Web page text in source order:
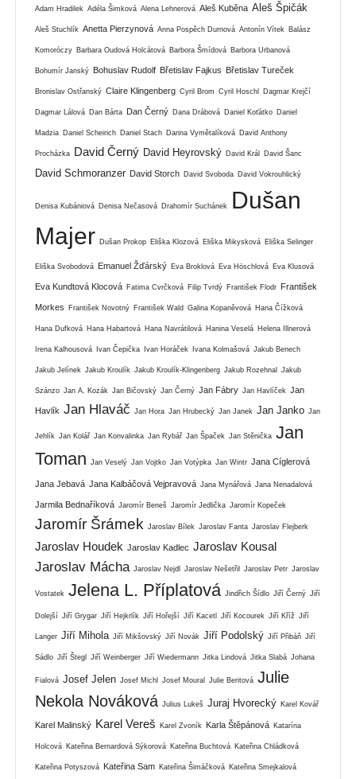
Adam Hradilek Adéla Šimková Alena Lehnerová Aleš Kuběna Aleš Špičák
Aleš Stuchlík Anetta Pierzynová Anna Pospěch Durnová Antonín Vítek Balász
Komoróczy Barbara Oudová Holcátová Barbora Šmídová Barbora Urbanová
Bohumír Janský Bohuslav Rudolf Břetislav Fajkus Břetislav Tureček
Bronislav Ostřanský Claire Klingenberg Cyril Brom Cyril Hoschl Dagmar Krejčí
Dagmar Lálová Dan Bárta Dan Černý Dana Drábová Daniel Koťátko Daniel
Madzia Daniel Scheirich Daniel Stach Darina Vymětalíková David Anthony
Procházka David Černý David Heyrovský David Král David Šanc
David Schmoranzer David Storch David Svoboda David Vokrouhlický
Denisa Kubániová Denisa Nečasová Drahomír Suchánek
Dušan
Majer Dušan Prokop Eliška Klozová Eliška Mikysková Eliška Selinger
Eliška Svobodová Emanuel Žďárský Eva Broklová Eva Höschlová Eva Klusová
Eva Kundtová Klocová Fatima Cvrčková Filip Tvrdý František Flodr František
Morkes František Novotný František Wald Galina Kopaněvová Hana Čížková
Hana Dufková Hana Habartová Hana Navrátilová Hanina Veselá Helena Illnerová
Irena Kalhousová Ivan Čepička Ivan Horáček Ivana Kolmašová Jakub Benech
Jakub Jelínek Jakub Kroulík Jakub Kroulík-Klingenberg Jakub Rozehnal Jakub
Szánzo Jan A. Kozák Jan Bičovský Jan Černý Jan Fábry Jan Havlíček Jan
Havlík Jan Hlaváč Jan Hora Jan Hrubecký Jan Janek Jan Janko Jan
Jehlík Jan Kolář Jan Konvalinka Jan Rybář Jan Špaček Jan Stěnička Jan
Toman
Jan Veselý Jan Vojtko Jan Votýpka Jan Wintr Jana Cíglerová
Jana Jebavá Jana Kalbáčová Vejpravová Jana Mynářová Jana Nenadalová
Jarmila Bednaříková Jaromír Beneš Jaromír Jedlička Jaromír Kopeček
Jaromír Šrámek Jaroslav Bílek Jaroslav Fanta Jaroslav Flejberk
Jaroslav Houdek Jaroslav Kadlec Jaroslav Kousal
Jaroslav Mácha Jaroslav Nejdl Jaroslav Nešetřil Jaroslav Petr Jaroslav
Vostatek Jelena L. Příplatová Jindřich Šídlo Jiří Černý Jiří
Dolejší Jiří Grygar Jiří Hejkrlík Jiří Hořejší Jiří Kacetl Jiří Kocourek Jiří Kříž Jiří
Langer Jiří Mihola Jiří Mikšovský Jiří Novák Jiří Podolský Jiří Přibáň Jiří
Sádlo Jiří Štegl Jiří Weinberger Jiří Wiedermann Jitka Lindová Jitka Slabá Johana
Fialová Josef Jelen Josef Michl Josef Moural Julie Beritová Julie
Nekola Nováková Julius Lukeš Juraj Hvorecký Karel Kovář
Karel Malinský Karel Vereš Karel Zvoník Karla Štěpánová Katarína
Holcová Kateřina Bernardová Sýkorová Kateřina Buchtová Kateřina Chládková
Kateřina Potyszová Kateřina Sam Kateřina Šimáčková Kateřina Smejkalová